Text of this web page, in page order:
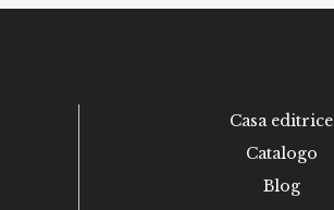
Casa editrice
Catalogo
Blog